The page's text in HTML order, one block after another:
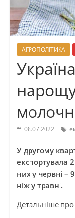
АГРОПОЛІТИКА
08.07.2022
У другому
експортувала
них у червні –
ніж у травні.
Детальніше про